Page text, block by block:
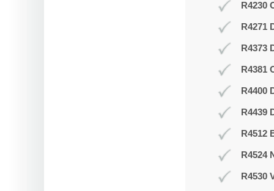
R4230
R4271
R4373
R4381
R4400
R4439
R4512
R4524
R4530